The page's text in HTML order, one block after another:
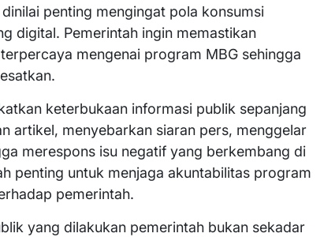
penting mengingat pola konsumsi
digital. Pemerintah ingin memastikan
mengenai program MBG sehingga
keterbukaan informasi publik sepanjang
artikel, menyebarkan siaran pers, menggelar
merespons isu negatif yang berkembang di
penting untuk menjaga akuntabilitas program
pemerintah.
yang dilakukan pemerintah bukan sekadar